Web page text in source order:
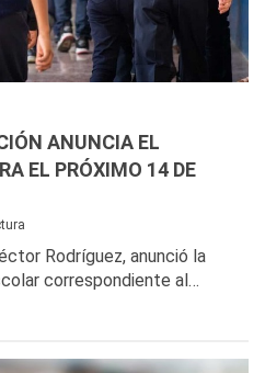
ANUNCIA EL
EL PRÓXIMO 14 DE
Rodríguez, anunció la
correspondiente al…